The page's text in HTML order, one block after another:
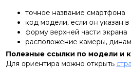
точное название смартфона
код модели, если он указан в
форму верхней части экрана
расположение камеры,
Полезные ссылки по модели и
Для ориентира можно открыть